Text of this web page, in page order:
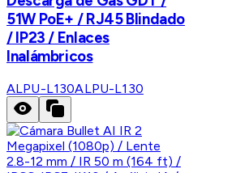
51W PoE+ / RJ45 Blindado
/ IP23 / Enlaces
Inalámbricos
ALPU-L130ALPU-L130